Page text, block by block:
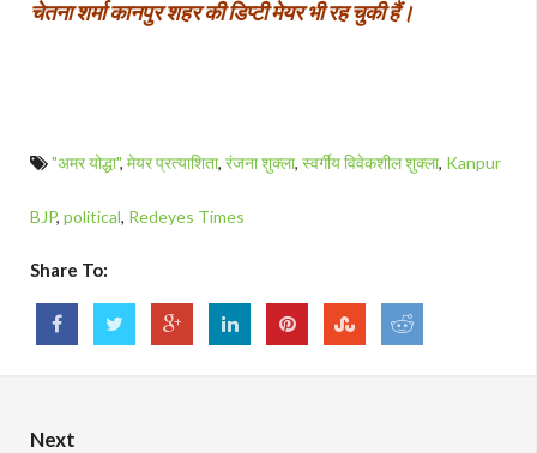
चेतना शर्मा कानपुर शहर की डिप्टी मेयर भी रह चुकी हैं।
"अमर योद्धा", मेयर प्रत्याशिता, रंजना शुक्ला, स्वर्गीय विवेकशील शुक्ला, Kanpur
BJP, political, Redeyes Times
Share To:
Next